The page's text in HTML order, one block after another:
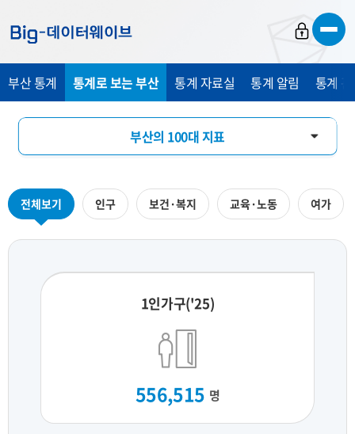
가
가
가
부산 통계 통계로 보는 부산 통계 자료실 통계 알림 통계
부산의 100대 지표
지역통계 시각화
전체보기 인구 보건·복지 교육·노동 여가
1인가구('25)
556,515 명